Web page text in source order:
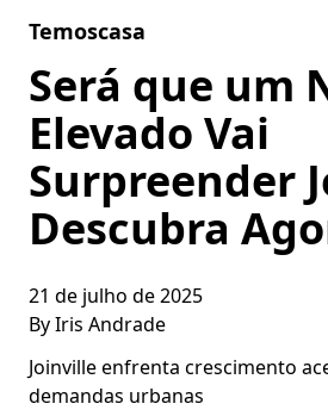
Temoscasa
Será que um
Elevado Vai
Surpreender
Descubra
21 de julho de 2025
ByIris Andrade
Joinville enfrenta crescimento
demandas urbanas